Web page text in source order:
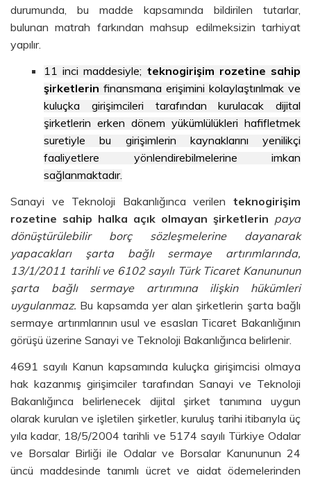
durumunda, bu madde kapsamında bildirilen tutarlar,
bulunan matrah farkından mahsup edilmeksizin tarhiyat
yapılır.
11 inci maddesiyle; teknogirişim rozetine sahip
şirketlerin finansmana erişimini kolaylaştırılmak ve
kuluçka girişimcileri tarafından kurulacak dijital
şirketlerin erken dönem yükümlülükleri hafifletmek
suretiyle bu girişimlerin kaynaklarını yenilikçi
faaliyetlere yönlendirebilmelerine imkan
sağlanmaktadır.
Sanayi ve Teknoloji Bakanlığınca verilen teknogirişim
rozetine sahip halka açık olmayan şirketlerin paya
dönüştürülebilir borç sözleşmelerine dayanarak
yapacakları şarta bağlı sermaye artırımlarında,
13/1/2011 tarihli ve 6102 sayılı Türk Ticaret Kanununun
şarta bağlı sermaye artırımına ilişkin hükümleri
uygulanmaz. Bu kapsamda yer alan şirketlerin şarta bağlı
sermaye artırımlarının usul ve esasları Ticaret Bakanlığının
görüşü üzerine Sanayi ve Teknoloji Bakanlığınca belirlenir.
4691 sayılı Kanun kapsamında kuluçka girişimcisi olmaya
hak kazanmış girişimciler tarafından Sanayi ve Teknoloji
Bakanlığınca belirlenecek dijital şirket tanımına uygun
olarak kurulan ve işletilen şirketler, kuruluş tarihi itibarıyla üç
yıla kadar, 18/5/2004 tarihli ve 5174 sayılı Türkiye Odalar
ve Borsalar Birliği ile Odalar ve Borsalar Kanununun 24
üncü maddesinde tanımlı ücret ve aidat ödemelerinden